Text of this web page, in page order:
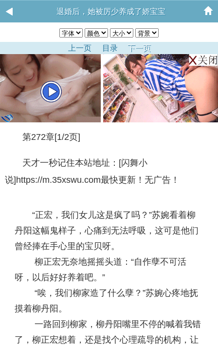
退婚后，她被厉少养成了娇宝宝
上一页 目录 下一页
第272章[1/2页]
天才一秒记住本站地址：[闪舞小
说]https://m.35xswu.com最快更新！无广告！
“正宏，我们女儿这是疯了吗？”苏婉看着柳
丹阳这幅鬼样子，心痛到无法呼吸，这可是他们
曾经捧在手心里的宝贝呀。
柳正宏无奈地摇摇头道：“自作孽不可活
呀，以后好好养着吧。”
“唉，我们柳家造了什么孽？”苏婉心疼地抚
摸着柳丹阳。
一路回到柳家，柳丹阳嘴里不停的喊着我错
了，柳正宏想着，还是找个心理疏导的机构，让